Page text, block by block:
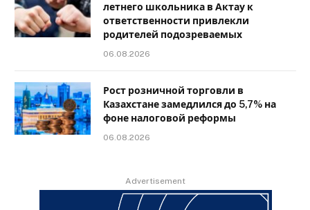
летнего школьника в Актау к
ответственности привлекли
родителей подозреваемых
06.08.2026
Рост розничной торговли в
Казахстане замедлился до 5,7% на
фоне налоговой реформы
06.08.2026
Advertisement